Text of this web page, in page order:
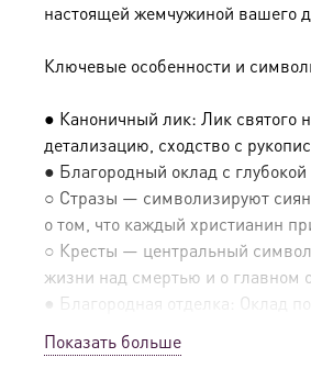
настоящей жемчужиной вашего
Ключевые особенности и
● Каноничный лик: Лик святого
детализацию, сходство с
● Благородный оклад с
○ Стразы — символизируют
о том, что каждый христианин
○ Кресты — центральный символ
жизни над смертью и о главном
● Благородная отделка: Оклад
● Эксклюзивные детали:
Показать больше